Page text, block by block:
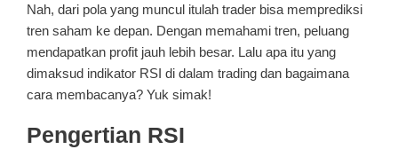
Nah, dari pola yang muncul itulah trader bisa memprediksi
tren saham ke depan. Dengan memahami tren, peluang
mendapatkan profit jauh lebih besar. Lalu apa itu yang
dimaksud indikator RSI di dalam trading dan bagaimana
cara membacanya? Yuk simak!
Pengertian RSI